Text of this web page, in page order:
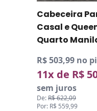
Cabeceira
Casal e
Quarto
R$ 503,99 no
11x de R$
sem juros
De:R$ 622,09
Por: R$ 559,99